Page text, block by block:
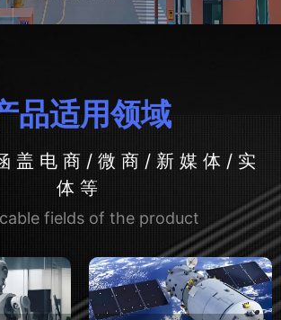
品适用领域
盖电商/微商/新媒体/实
体等
fields of the product